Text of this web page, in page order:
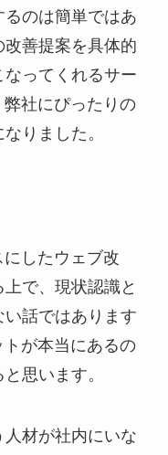
のは簡単ではあ
改善提案を具体的
ってくれるサー
社にぴったりの
りました。
にしたウェブ改
で、現状認識と
い話ではあります
が本当にあるの
思います。
材が社内にいな